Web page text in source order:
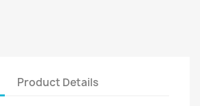
Product Details